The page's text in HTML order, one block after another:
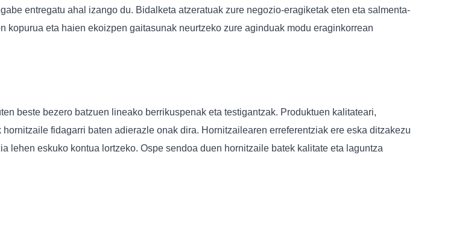
entregatu ahal izango du. Bidalketa atzeratuak zure negozio-eragiketak eten eta salmenta-
eta haien ekoizpen gaitasunak neurtzeko zure aginduak modu eraginkorrean
beste bezero batzuen lineako berrikuspenak eta testigantzak. Produktuen kalitateari,
fidagarri baten adierazle onak dira. Hornitzailearen erreferentziak ere eska ditzakezu
lehen eskuko kontua lortzeko. Ospe sendoa duen hornitzaile batek kalitate eta laguntza